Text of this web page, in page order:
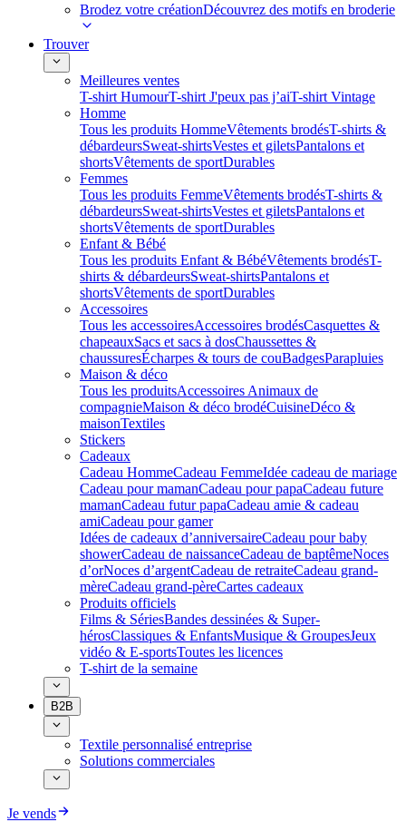
Brodez votre créationDécouvrez des motifs en broderie
Trouver
Meilleures ventes
T-shirt HumourT-shirt J'peux pas j’aiT-shirt Vintage
Homme
Tous les produits HommeVêtements brodésT-shirts &
débardeursSweat-shirtsVestes et giletsPantalons et
shortsVêtements de sportDurables
Femmes
Tous les produits FemmeVêtements brodésT-shirts &
débardeursSweat-shirtsVestes et giletsPantalons et
shortsVêtements de sportDurables
Enfant & Bébé
Tous les produits Enfant & BébéVêtements brodésT-
shirts & débardeursSweat-shirtsPantalons et
shortsVêtements de sportDurables
Accessoires
Tous les accessoiresAccessoires brodésCasquettes &
chapeauxSacs et sacs à dosChaussettes &
chaussuresÉcharpes & tours de couBadgesParapluies
Maison & déco
Tous les produitsAccessoires Animaux de
compagnieMaison & déco brodéCuisineDéco &
maisonTextiles
Stickers
Cadeaux
Cadeau HommeCadeau FemmeIdée cadeau de mariage​
Cadeau pour mamanCadeau pour papaCadeau future
mamanCadeau futur papaCadeau amie & cadeau
amiCadeau pour gamer
Idées de cadeaux d’anniversaireCadeau pour baby
showerCadeau de naissanceCadeau de baptêmeNoces
d’orNoces d’argentCadeau de retraiteCadeau grand-
mèreCadeau grand-pèreCartes cadeaux
Produits officiels
Films & SériesBandes dessinées & Super-
hérosClassiques & EnfantsMusique & GroupesJeux
vidéo & E-sportsToutes les licences
T-shirt de la semaine
B2B
Textile personnalisé entreprise
Solutions commerciales
Je vends